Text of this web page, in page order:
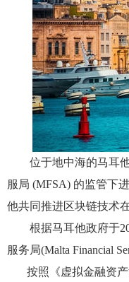
位于地中海的马耳
服局 (MFSA) 的监管下
他共同推进区块链技术
根据马耳他政府于
服务局(Malta Financial
按照《虚拟金融资